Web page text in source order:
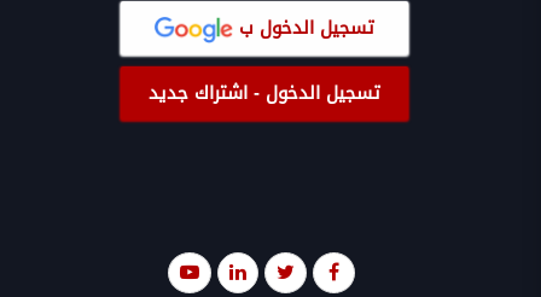
تسجيل الدخول ب
تسجيل الدخول - اشتراك جديد